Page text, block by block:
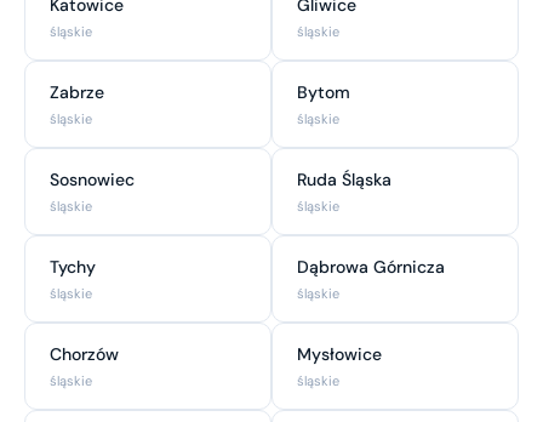
śląskie śląskie
Zabrze
śląskie
Bytom
śląskie
Sosnowiec
śląskie
Ruda Śląska
śląskie
Tychy
śląskie
Dąbrowa Górnicza
śląskie
Chorzów
śląskie
Mysłowice
śląskie